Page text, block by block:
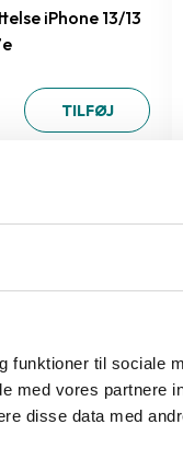
funktioner til sociale
med vores partnere
disse data med
iPhone 13/13
TILFØJ